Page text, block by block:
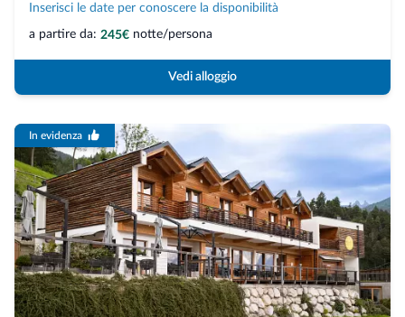
Inserisci le date per conoscere la disponibilità
a partire da: 245€ notte/persona
Vedi alloggio
In evidenza